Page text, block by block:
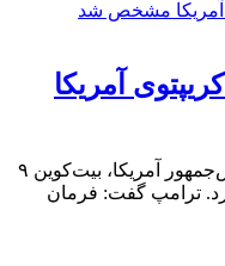
آمریکا
ارتباط فردا: بعد از سخنرانی رئیس‌جمهور آمریکا، بیت‌کوین ۹
صعود کرد. ترامپ گفت: فرمان